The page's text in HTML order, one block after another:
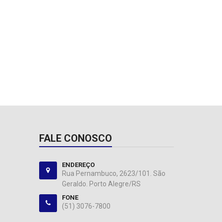
FALE CONOSCO
ENDEREÇO
Rua Pernambuco, 2623/101. São
Geraldo. Porto Alegre/RS
FONE
(51) 3076-7800